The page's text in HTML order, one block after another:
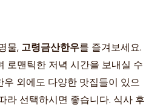
물, 고령금산한우를 즐겨보세요.
로맨틱한 저녁 시간을 보내실 수
우 외에도 다양한 맛집들이 있으
라 선택하시면 좋습니다. 식사 후